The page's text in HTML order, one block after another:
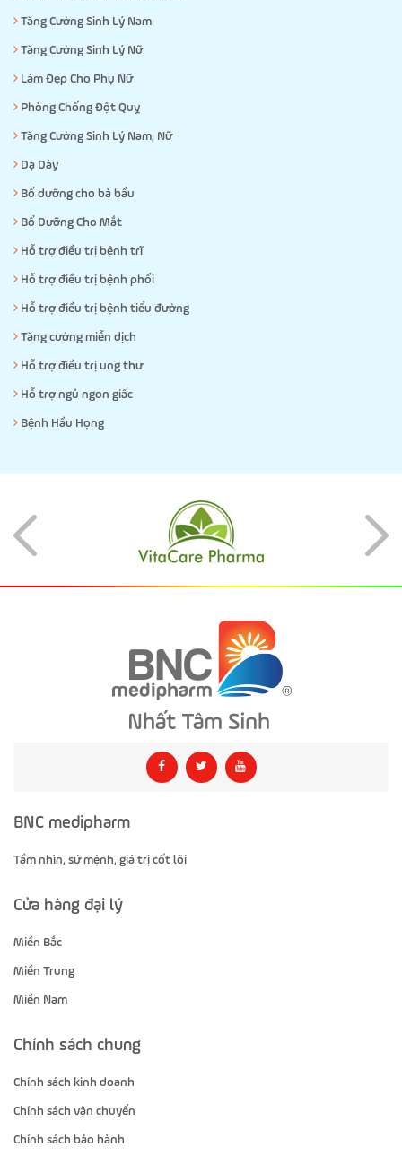
Tăng Cường Sinh Lý Nam
Tăng Cường Sinh Lý Nữ
Làm Đẹp Cho Phụ Nữ
Phòng Chống Đột Quỵ
Tăng Cường Sinh Lý Nam, Nữ
Dạ Dày
Bổ dưỡng cho bà bầu
Bổ Dưỡng Cho Mắt
Hỗ trợ điều trị bệnh trĩ
Hỗ trợ điều trị bệnh phổi
Hỗ trợ điều trị bệnh tiểu đường
Tăng cường miễn dịch
Hỗ trợ điều trị ung thư
Hỗ trợ ngủ ngon giấc
Bệnh Hầu Họng
BNC medipharm
Tầm nhìn, sứ mệnh, giá trị cốt lõi
Cửa hàng đại lý
Miền Bắc
Miền Trung
Miền Nam
Chính sách chung
Chính sách kinh doanh
Chính sách vận chuyển
Chính sách bảo hành